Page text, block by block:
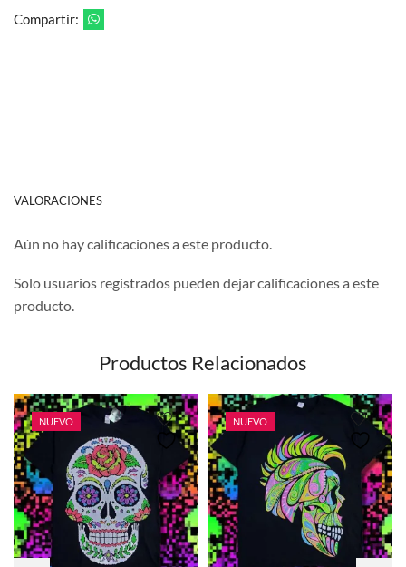
Compartir:
VALORACIONES
Aún no hay calificaciones a este producto.
Solo usuarios registrados pueden dejar calificaciones a este
producto.
Productos Relacionados
NUEVO NUEVO